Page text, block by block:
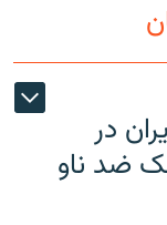
در
ضد ناو